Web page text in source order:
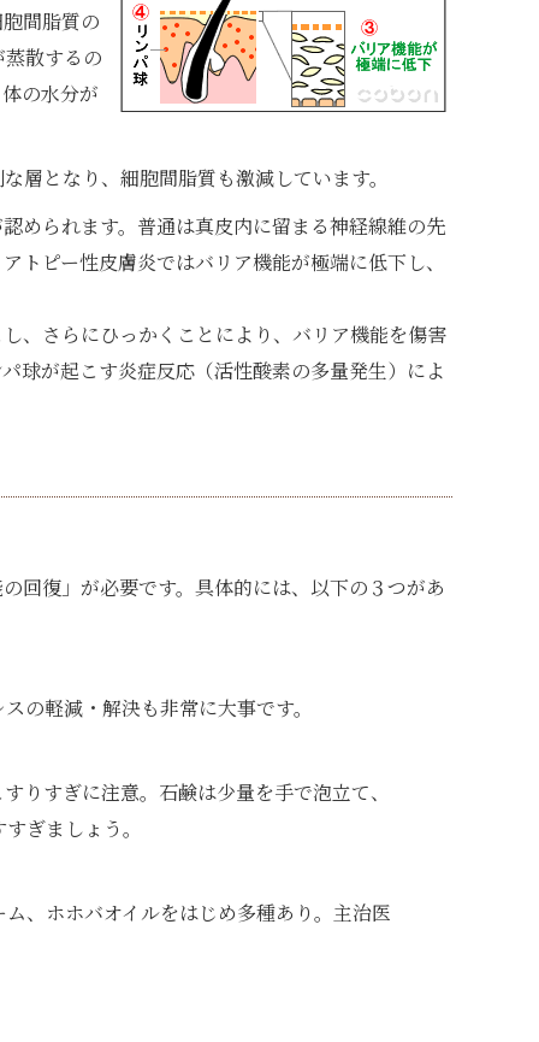
間脂質の
散するの
の水分が
層となり、細胞間脂質も激減しています。
められます。普通は真皮内に留まる神経線維の先
ピー性皮膚炎ではバリア機能が極端に低下し、
、さらにひっかくことにより、バリア機能を傷害
球が起こす炎症反応（活性酸素の多量発生）によ
回復」が必要です。具体的には、以下の３つがあ
の軽減・解決も非常に大事です。
りすぎに注意。石鹸は少量を手で泡立て、
ぎましょう。
、ホホバオイルをはじめ多種あり。主治医